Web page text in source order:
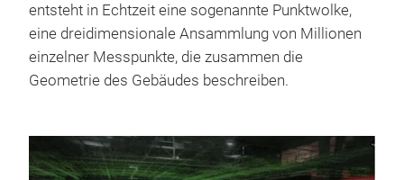
entsteht in Echtzeit eine sogenannte Punktwolke,
eine dreidimensionale Ansammlung von Millionen
einzelner Messpunkte, die zusammen die
Geometrie des Gebäudes beschreiben.